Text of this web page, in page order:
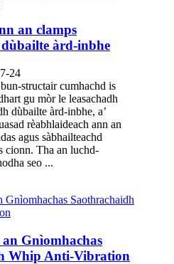
an clamps
àrd-inbhe
24
structair cumhachd is
gu mòr le leasachadh
dùbailte àrd-inbhe, a’
rèabhlaideach ann an
agus sàbhailteachd
cionn. Tha an luchd-
seo ...
Gnìomhachas
Whip Anti-Vibration